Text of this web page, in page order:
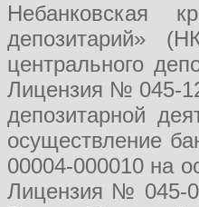
Небанковская
депозитарий»
центрального
Лицензия № 045-
депозитарной
осуществление
00004-000010 на
Лицензия № 045-